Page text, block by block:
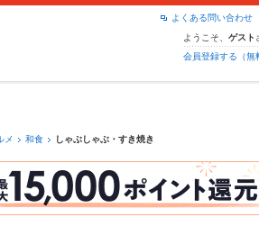
よくある問い合わせ
ようこそ、 ゲスト
会員登録する（無
メ 和食 しゃぶしゃぶ・すき焼き